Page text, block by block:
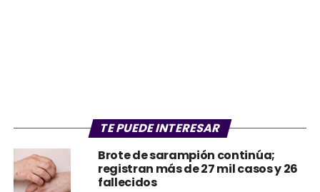
TE PUEDE INTERESAR
Brote de sarampión continúa;
registran más de 27 mil casos y 26
fallecidos